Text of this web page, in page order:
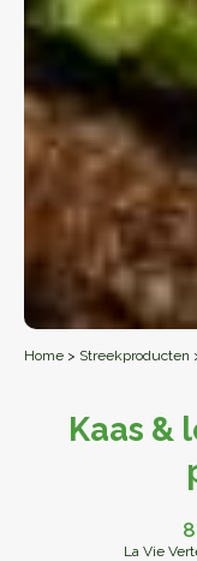
Home > Streekproducten
Kaas &
La Vie